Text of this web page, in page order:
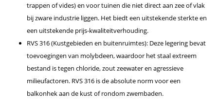
trappen of vides) en voor tuinen die niet direct aan zee of vlak
bij zware industrie liggen. Het biedt een uitstekende sterkte en
een uitstekende prijs-kwaliteitverhouding.
RVS 316 (Kustgebieden en buitenruimtes): Deze legering bevat
toevoegingen van molybdeen, waardoor het staal extreem
bestand is tegen chloride, zout zeewater en agressieve
milieufactoren. RVS 316 is de absolute norm voor een
balkonhek aan de kust of rondom zwembaden.